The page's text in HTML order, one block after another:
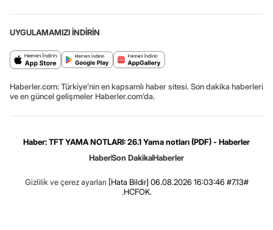
UYGULAMAMIZI İNDİRİN
Haberler.com: Türkiye’nin en kapsamlı haber sitesi. Son dakika haberleri
ve en güncel gelişmeler Haberler.com’da.
Haber: TFT YAMA NOTLARI: 26.1 Yama notları (PDF) - Haberler
HaberSon DakikaHaberler
Gizlilik ve çerez ayarları [Hata Bildir] 06.08.2026 16:03:46 #7.13#
.HCFOK.